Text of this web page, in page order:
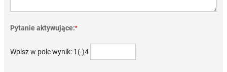
Pytanie aktywujące:*
Wpisz w pole wynik: 1(-)4